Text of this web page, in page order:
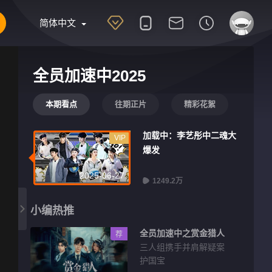
简体中文
全员加速中2025
本期看点 往期正片 精彩花絮
2025-06-27
VIP
加载中：李艺彤中二魂大
爆发
1249.2万
小编热推
荐
全员加速中之赏金猎人
三人组携手并肩解疑案
护国宝